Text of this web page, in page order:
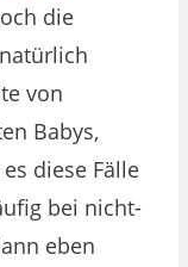
die
von
Babys,
diese Fälle
bei nicht-
eben